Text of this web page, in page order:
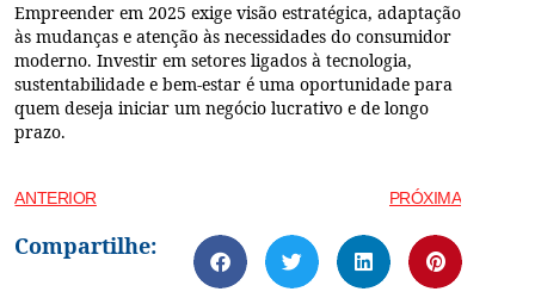
Empreender em 2025 exige visão estratégica, adaptação
às mudanças e atenção às necessidades do consumidor
moderno. Investir em setores ligados à tecnologia,
sustentabilidade e bem-estar é uma oportunidade para
quem deseja iniciar um negócio lucrativo e de longo
prazo.
ANTERIOR PRÓXIMA
Compartilhe: